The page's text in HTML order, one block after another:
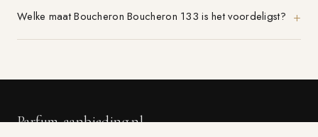
Welke maat Boucheron Boucheron 133 is het voordeligst?
Parfum-aanbieding.nl